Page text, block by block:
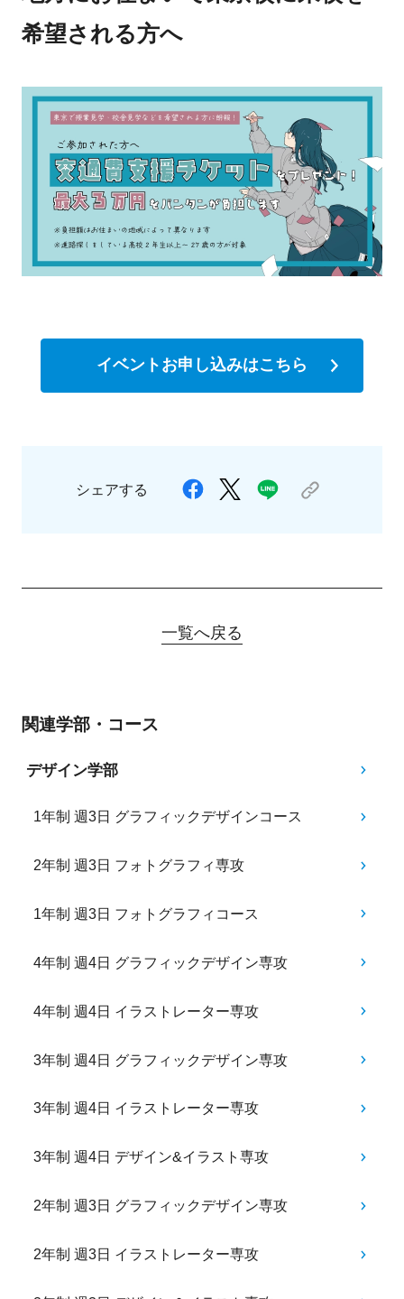
希望される方へ
イベントお申し込みはこちら
シェアする
一覧へ戻る
関連学部・コース
デザイン学部
1年制 週3日 グラフィックデザインコース
2年制 週3日 フォトグラフィ専攻
1年制 週3日 フォトグラフィコース
4年制 週4日 グラフィックデザイン専攻
4年制 週4日 イラストレーター専攻
3年制 週4日 グラフィックデザイン専攻
3年制 週4日 イラストレーター専攻
3年制 週4日 デザイン&イラスト専攻
2年制 週3日 グラフィックデザイン専攻
2年制 週3日 イラストレーター専攻